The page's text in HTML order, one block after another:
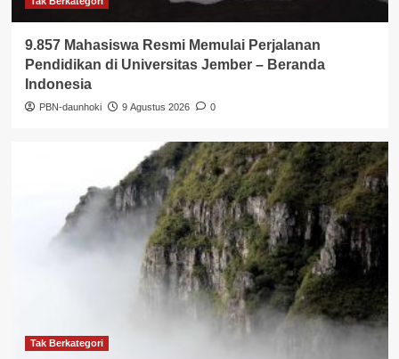
9.857 Mahasiswa Resmi Memulai Perjalanan
Pendidikan di Universitas Jember – Beranda
Indonesia
PBN-daunhoki 9 Agustus 2026 0
Tak Berkategori